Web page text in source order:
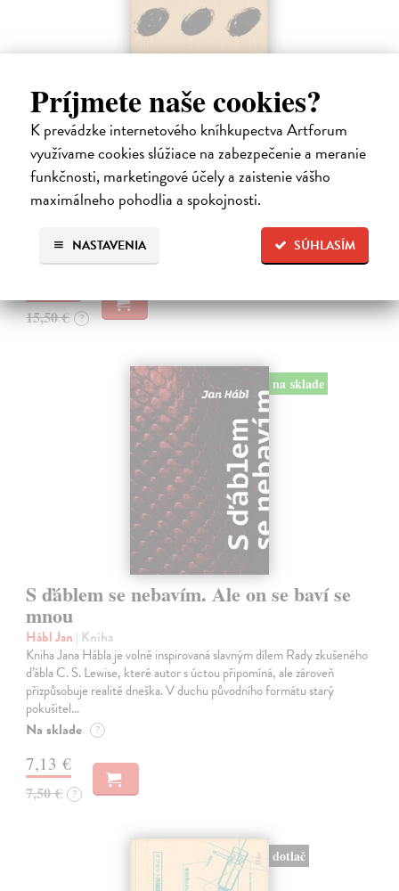
Príjmete naše cookies?
K prevádzke internetového kníhkupectva Artforum
využívame cookies slúžiace na zabezpečenie a meranie
funkčnosti, marketingové účely a zaistenie vášho
maximálneho pohodlia a spokojnosti.
SÚHLASÍM
NASTAVENIA
Pomalost
Kundera Milan| Kniha
Pomalost, chronologicky první ze čtyř románů Milana Kundery
napsaných francouzsky, vychází v českém překladu Anny
Kareninové. Vydávání Kunderových románů v českém jazyce se
Na sklade ?
15,50 € ?
na sklade
S ďáblem se nebavím. Ale on se baví se
mnou
Hábl Jan | Kniha
Kniha Jana Hábla je volně inspirovaná slavným dílem Rady zkušeného
ďábla C. S. Lewise, které autor s úctou připomíná, ale zároveň
přizpůsobuje realitě dneška. V duchu původního formátu starý
pokušitel…
Na sklade ?
7,13 €
7,50 € ?
dotlač